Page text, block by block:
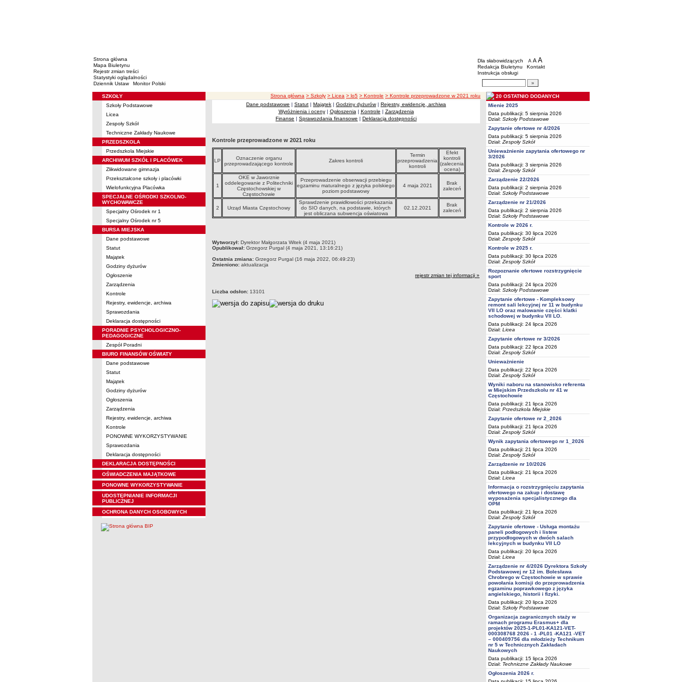
Strona główna
Mapa Biuletynu
Rejestr zmian treści
Statystyki oglądalności
Dziennik Ustaw
Monitor Polski
BIP - Oświata Częstochowa
Menu dodatkowe
Dla słabowidzących A pomniejsz czcionkę
A standardowy rozmiar czcionki
A
Redakcja Biuletynu
Kontakt
Instrukcja obsługi
Wyszukiwarka artykułów
Menu
SZKOŁY
Szkoły Podstawowe
Licea
Zespoły Szkół
Techniczne Zakłady Naukowe
PRZEDSZKOLA
Przedszkola Miejskie
ARCHIWUM SZKÓŁ I PLACÓWEK
Zlikwidowane gimnazja
Przekształcone szkoły i placówki
Wielofunkcyjna Placówka
SPECJALNE OŚRODKI SZKOLNO-
WYCHOWAWCZE
Specjalny Ośrodek nr 1
Specjalny Ośrodek nr 5
BURSA MIEJSKA
Dane podstawowe
Statut
Majątek
Godziny dyżurów
Ogłoszenie
Zarządzenia
Kontrole
Rejestry, ewidencje, archiwa
Sprawozdania
Deklaracja dostępności
PORADNIE PSYCHOLOGICZNO-
PEDAGOGICZNE
Zespół Poradni
BIURO FINANSÓW OŚWIATY
Dane podstawowe
Statut
Majątek
Godziny dyżurów
Ogłoszenia
Zarządzenia
Rejestry, ewidencje, archiwa
Kontrole
PONOWNE WYKORZYSTYWANIE
Sprawozdania
Deklaracja dostępności
DEKLARACJA DOSTĘPNOŚCI
OŚWIADCZENIA MAJĄTKOWE
PONOWNE WYKORZYSTYWANIE
UDOSTĘPNIANIE INFORMACJI
PUBLICZNEJ
OCHRONA DANYCH OSOBOWYCH
ścieżka nawigacji
Strona główna > Szkoły > Licea > lo5 > Kontrole > Kontrole przeprowadzone w 2021 roku
Dane podstawowe | Statut | Majątek | Godziny dyżurów| Rejestry, ewidencje, archiwa
Wyróżnienia i oceny| Ogłoszenia | Kontrole | Zarządzenia
Finanse | Sprawozdania finansowe | Deklaracja dostępności
Kontrole przeprowadzone w 2021 roku
LP
Oznaczenie organu
przeprowadzającego kontrole
Zakres kontroli
Termin
przeprowadzenia
kontroli
Efekt
kontroli
(zalecenia
ocena)
1
OKE w Jaworznie
oddelegowanie z Politechniki
Częstochowskiej w
Częstochowie
Przeprowadzenie obserwacji przebiegu
egzaminu maturalnego z języka polskiego
poziom podstawowy
4 maja 2021
Brak
zaleceń
2 Urząd Miasta Częstochowy
Sprawdzenie prawidłowości przekazania
do SIO danych, na podstawie, których
jest obliczana subwencja oświatowa
02.12.2021
Brak
zaleceń
metryczka
Wytworzył: Dyrektor Małgorzata Witek (4 maja 2021)
Opublikował: Grzegorz Purgal (4 maja 2021, 13:16:21)
Ostatnia zmiana: Grzegorz Purgal (16 maja 2022, 06:49:23)
Zmieniono: aktualizacja
rejestr zmian tej informacji »
Liczba odsłon: 13101
20 OSTATNIO DODANYCH
Mienie 2025
Data publikacji: 5 sierpnia 2026
Dział: Szkoły Podstawowe
Zapytanie ofertowe nr 4/2026
Data publikacji: 5 sierpnia 2026
Dział: Zespoły Szkół
Unieważnienie zapytania ofertowego nr
3/2026
Data publikacji: 3 sierpnia 2026
Dział: Zespoły Szkół
Zarządzenie 22/2026
Data publikacji: 2 sierpnia 2026
Dział: Szkoły Podstawowe
Zarządzenie nr 21/2026
Data publikacji: 2 sierpnia 2026
Dział: Szkoły Podstawowe
Kontrole w 2026 r.
Data publikacji: 30 lipca 2026
Dział: Zespoły Szkół
Kontrole w 2025 r.
Data publikacji: 30 lipca 2026
Dział: Zespoły Szkół
Rozpoznanie ofertowe rozstrzygnięcie
sport
Data publikacji: 24 lipca 2026
Dział: Szkoły Podstawowe
Zapytanie ofertowe - Kompleksowy
remont sali lekcyjnej nr 11 w budynku
VII LO oraz malowanie części klatki
schodowej w budynku VII LO.
Data publikacji: 24 lipca 2026
Dział: Licea
Zapytanie ofertowe nr 3/2026
Data publikacji: 22 lipca 2026
Dział: Zespoły Szkół
Unieważnienie
Data publikacji: 22 lipca 2026
Dział: Zespoły Szkół
Wyniki naboru na stanowisko referenta
w Miejskim Przedszkolu nr 41 w
Częstochowie
Data publikacji: 21 lipca 2026
Dział: Przedszkola Miejskie
Zapytanie ofertowe nr 2_2026
Data publikacji: 21 lipca 2026
Dział: Zespoły Szkół
Wynik zapytania ofertowego nr 1_2026
Data publikacji: 21 lipca 2026
Dział: Zespoły Szkół
Zarządzenie nr 10/2026
Data publikacji: 21 lipca 2026
Dział: Licea
Informacja o rozstrzygnięciu zapytania
ofertowego na zakup i dostawę
wyposażenia specjalistycznego dla
OPM
Data publikacji: 21 lipca 2026
Dział: Zespoły Szkół
Zapytanie ofertowe - Usługa montażu
paneli podłogowych i listew
przypodłogowych w dwóch salach
lekcyjnych w budynku VII LO
Data publikacji: 20 lipca 2026
Dział: Licea
Zarządzenie nr 4/2026 Dyrektora Szkoły
Podstawowej nr 12 im. Bolesława
Chrobrego w Częstochowie w sprawie
powołania komisji do przeprowadzenia
egzaminu poprawkowego z języka
angielskiego, historii i fizyki.
Data publikacji: 20 lipca 2026
Dział: Szkoły Podstawowe
Organizacja zagranicznych staży w
ramach programu Erasmus+ dla
projektów 2025-1-PL01-KA121-VET-
000308768 2026 - 1 -PL01 -KA121 -VET
– 000409756 dla młodzieży Technikum
nr 5 w Technicznych Zakładach
Naukowych
Data publikacji: 15 lipca 2026
Dział: Techniczne Zakłady Naukowe
Ogłoszenia 2026 r.